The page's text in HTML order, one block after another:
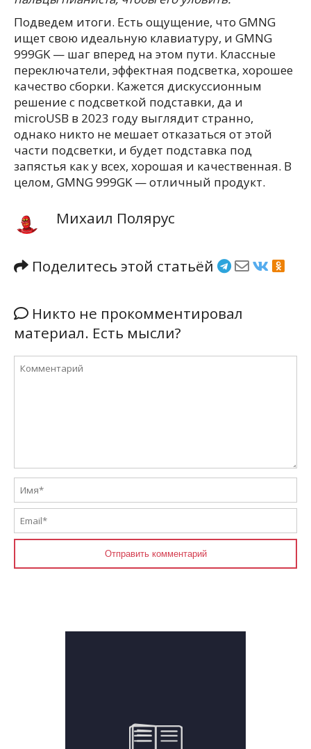
Подведем итоги. Есть ощущение, что GMNG
ищет свою идеальную клавиатуру, и GMNG
999GK — шаг вперед на этом пути. Классные
переключатели, эффектная подсветка, хорошее
качество сборки. Кажется дискуссионным
решение с подсветкой подставки, да и
microUSB в 2023 году выглядит странно,
однако никто не мешает отказаться от этой
части подсветки, и будет подставка под
запястья как у всех, хорошая и качественная. В
целом, GMNG 999GK — отличный продукт.
Михаил Полярус
Поделитесь этой статьёй
Никто не прокомментировал
материал. Есть мысли?